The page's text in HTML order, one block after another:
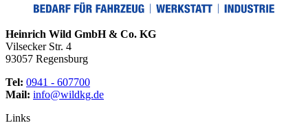
Heinrich Wild GmbH & Co. KG
Vilsecker Str. 4
93057 Regensburg
Tel: 0941 - 607700
Mail: info@wildkg.de
Links